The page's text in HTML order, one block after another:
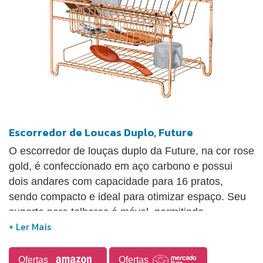
pratos, talheres e copos, mantendo tudo
Escorredor de Loucas Duplo, Future
O escorredor de louças duplo da Future, na cor rose
gold, é confeccionado em aço carbono e possui
dois andares com capacidade para 16 pratos,
sendo compacto e ideal para otimizar espaço. Seu
suporte para talheres é móvel, permitindo
versatilidade na disposição ao lado da pia. O
até quatro camadas de metal e é finalizado com
Ofertas Ofertas